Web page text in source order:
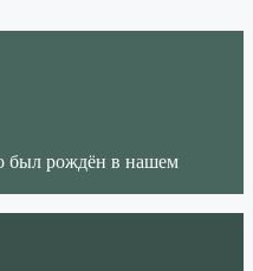
был рождён в нашем